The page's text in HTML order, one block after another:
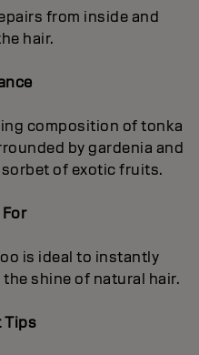
from inside and
hair.
composition of tonka
by gardenia and
of exotic fruits.
is ideal to instantly
shine of natural hair.
Tips